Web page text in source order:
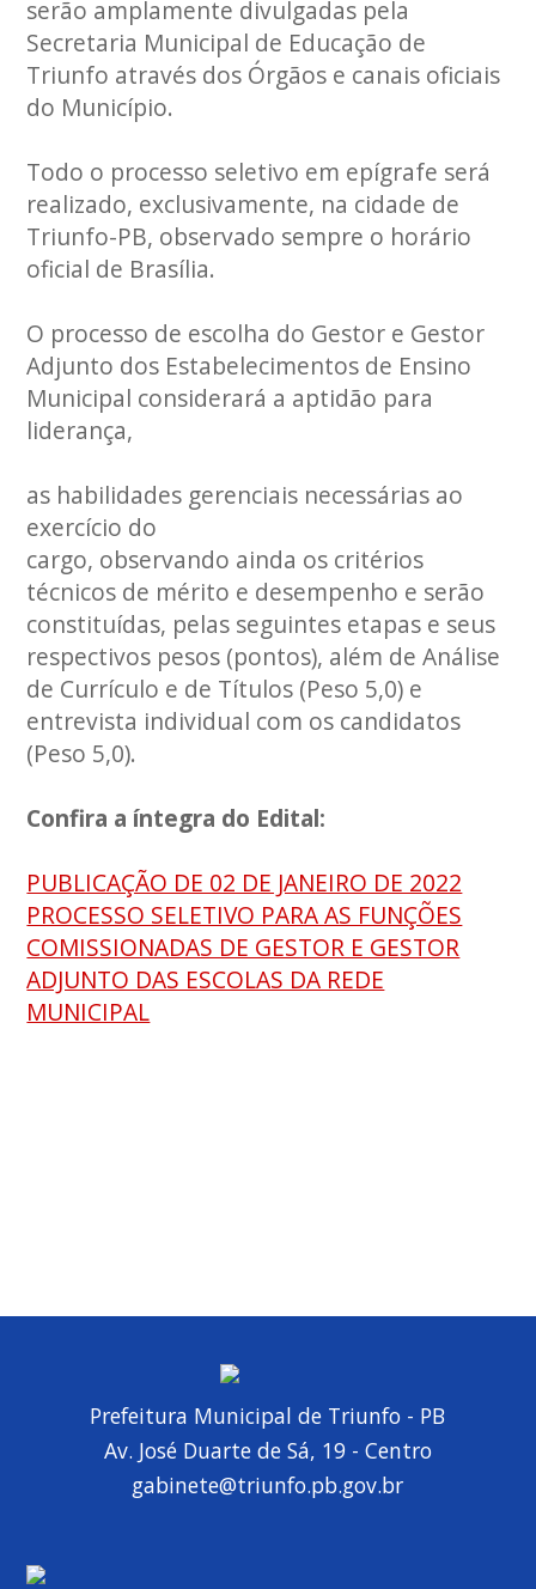
serão amplamente divulgadas pela
Secretaria Municipal de Educação de
Triunfo através dos Órgãos e canais oficiais
do Município.
Todo o processo seletivo em epígrafe será
realizado, exclusivamente, na cidade de
Triunfo-PB, observado sempre o horário
oficial de Brasília.
O processo de escolha do Gestor e Gestor
Adjunto dos Estabelecimentos de Ensino
Municipal considerará a aptidão para
liderança,
as habilidades gerenciais necessárias ao
exercício do
cargo, observando ainda os critérios
técnicos de mérito e desempenho e serão
constituídas, pelas seguintes etapas e seus
respectivos pesos (pontos), além de Análise
de Currículo e de Títulos (Peso 5,0) e
entrevista individual com os candidatos
(Peso 5,0).
Confira a íntegra do Edital:
PUBLICAÇÃO DE 02 DE JANEIRO DE 2022
PROCESSO SELETIVO PARA AS FUNÇÕES
COMISSIONADAS DE GESTOR E GESTOR
ADJUNTO DAS ESCOLAS DA REDE
MUNICIPAL
Prefeitura Municipal de Triunfo - PB
Av. José Duarte de Sá, 19 - Centro
gabinete@triunfo.pb.gov.br